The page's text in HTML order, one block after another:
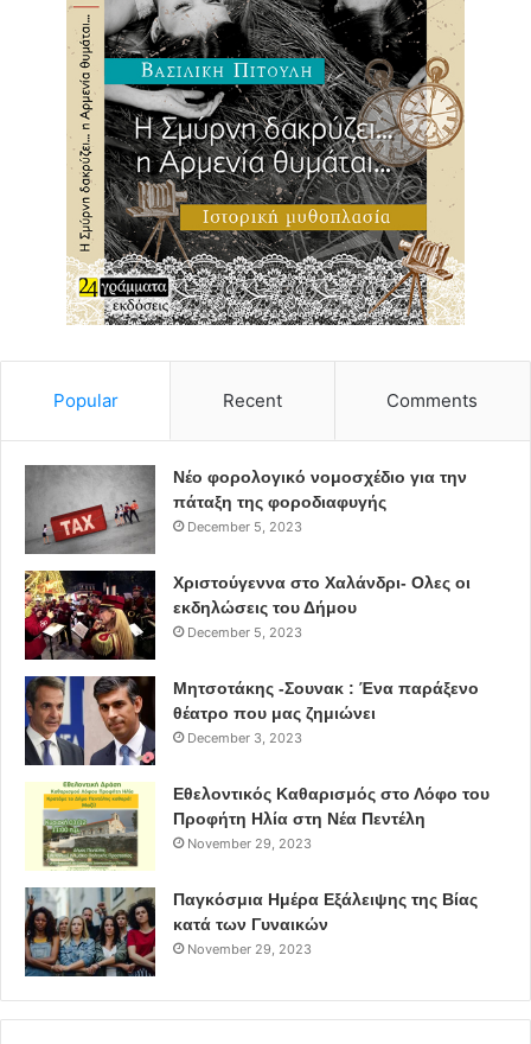
Popular Recent Comments
Νέο φορολογικό νομοσχέδιο για την
πάταξη της φοροδιαφυγής
December 5, 2023
Χριστούγεννα στο Χαλάνδρι- Ολες οι
εκδηλώσεις του Δήμου
December 5, 2023
Μητσοτάκης -Σουνακ : Ένα παράξενο
θέατρο που μας ζημιώνει
December 3, 2023
Εθελοντικός Καθαρισμός στο Λόφο του
Προφήτη Ηλία στη Νέα Πεντέλη
November 29, 2023
Παγκόσμια Ημέρα Εξάλειψης της Βίας
κατά των Γυναικών
November 29, 2023